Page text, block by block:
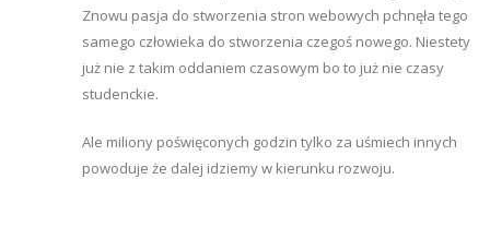
Znowu pasja do stworzenia stron webowych pchnęła tego
samego człowieka do stworzenia czegoś nowego. Niestety
już nie z takim oddaniem czasowym bo to już nie czasy
studenckie.
Ale miliony poświęconych godzin tylko za uśmiech innych
powoduje że dalej idziemy w kierunku rozwoju.